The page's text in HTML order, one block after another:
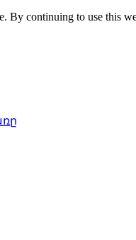
By continuing to use this